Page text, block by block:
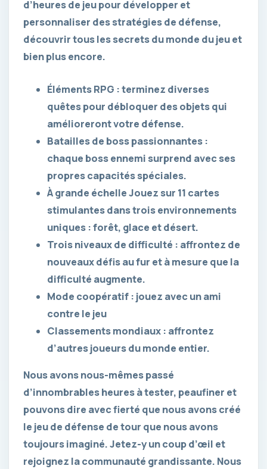
d’heures de jeu pour développer et
personnaliser des stratégies de défense,
découvrir tous les secrets du monde du jeu et
bien plus encore.
Éléments RPG : terminez diverses
quêtes pour débloquer des objets qui
amélioreront votre défense.
Batailles de boss passionnantes :
chaque boss ennemi surprend avec ses
propres capacités spéciales.
À grande échelle Jouez sur 11 cartes
stimulantes dans trois environnements
uniques : forêt, glace et désert.
Trois niveaux de difficulté : affrontez de
nouveaux défis au fur et à mesure que la
difficulté augmente.
Mode coopératif : jouez avec un ami
contre le jeu
Classements mondiaux : affrontez
d’autres joueurs du monde entier.
Nous avons nous-mêmes passé
d’innombrables heures à tester, peaufiner et
pouvons dire avec fierté que nous avons créé
le jeu de défense de tour que nous avons
toujours imaginé. Jetez-y un coup d’œil et
rejoignez la communauté grandissante. Nous